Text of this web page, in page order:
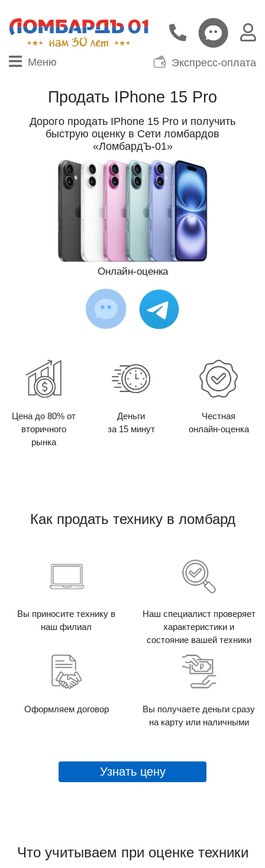
Меню Экспресс-оплата
Продать IPhone 15 Pro
Дорого продать IPhone 15 Pro и получить
быструю оценку в Сети ломбардов
«ЛомбардЪ-01»
Онлайн-оценка
Цена до 80% от
вторичного
рынка
Деньги
за 15 минут
Честная
онлайн-оценка
Как продать технику в ломбард
Вы приносите технику в
наш филиал
Наш специалист проверяет
характеристики и
состояние вашей техники
Оформляем договор
Вы получаете деньги сразу
на карту или наличными
Узнать цену
Что учитываем при оценке техники